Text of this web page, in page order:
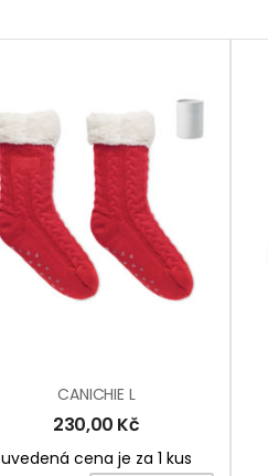
CANICHIE L
230,00 Kč
uvedená cena je za 1 kus